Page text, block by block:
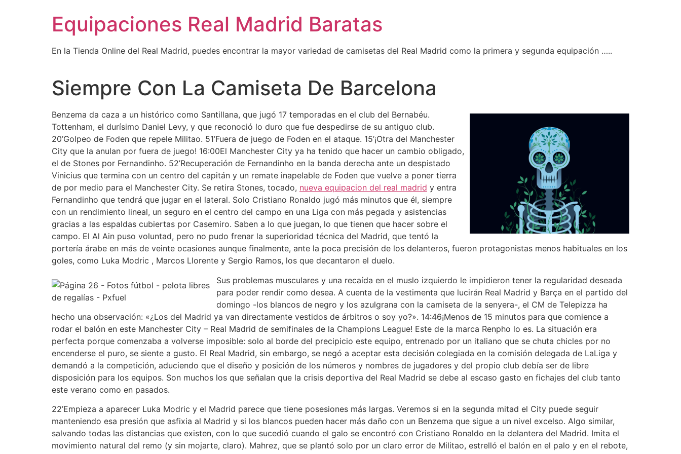
Equipaciones Real Madrid Baratas
En la Tienda Online del Real Madrid, puedes encontrar la mayor variedad de camisetas del Real Madrid como la primera y segunda equipación …..
Siempre Con La Camiseta De Barcelona
Benzema da caza a un histórico como Santillana, que jugó 17 temporadas en el club del Bernabéu.
Tottenham, el durísimo Daniel Levy, y que reconoció lo duro que fue despedirse de su antiguo club.
20’Golpeo de Foden que repele Militao. 51’Fuera de juego de Foden en el ataque. 15’¡Otra del Manchester
City que la anulan por fuera de juego! 16:00El Manchester City ya ha tenido que hacer un cambio obligado,
el de Stones por Fernandinho. 52’Recuperación de Fernandinho en la banda derecha ante un despistado
Vinicius que termina con un centro del capitán y un remate inapelable de Foden que vuelve a poner tierra
de por medio para el Manchester City. Se retira Stones, tocado, nueva equipacion del real madrid y entra
Fernandinho que tendrá que jugar en el lateral. Solo Cristiano Ronaldo jugó más minutos que él, siempre
con un rendimiento lineal, un seguro en el centro del campo en una Liga con más pegada y asistencias
gracias a las espaldas cubiertas por Casemiro. Saben a lo que juegan, lo que tienen que hacer sobre el
campo. El Al Ain puso voluntad, pero no pudo frenar la superioridad técnica del Madrid, que tentó la
portería árabe en más de veinte ocasiones aunque finalmente, ante la poca precisión de los delanteros, fueron protagonistas menos habituales en los
goles, como Luka Modric , Marcos Llorente y Sergio Ramos, los que decantaron el duelo.
Sus problemas musculares y una recaída en el muslo izquierdo le impidieron tener la regularidad deseada
para poder rendir como desea. A cuenta de la vestimenta que lucirán Real Madrid y Barça en el partido del
domingo -los blancos de negro y los azulgrana con la camiseta de la senyera-, el CM de Telepizza ha
hecho una observación: «¿Los del Madrid ya van directamente vestidos de árbitros o soy yo?». 14:46¡Menos de 15 minutos para que comience a
rodar el balón en este Manchester City – Real Madrid de semifinales de la Champions League! Este de la marca Renpho lo es. La situación era
perfecta porque comenzaba a volverse imposible: solo al borde del precipicio este equipo, entrenado por un italiano que se chuta chicles por no
encenderse el puro, se siente a gusto. El Real Madrid, sin embargo, se negó a aceptar esta decisión colegiada en la comisión delegada de LaLiga y
demandó a la competición, aduciendo que el diseño y posición de los números y nombres de jugadores y del propio club debía ser de libre
disposición para los equipos. Son muchos los que señalan que la crisis deportiva del Real Madrid se debe al escaso gasto en fichajes del club tanto
este verano como en pasados.
22’Empieza a aparecer Luka Modric y el Madrid parece que tiene posesiones más largas. Veremos si en la segunda mitad el City puede seguir
manteniendo esa presión que asfixia al Madrid y si los blancos pueden hacer más daño con un Benzema que sigue a un nivel excelso. Algo similar,
salvando todas las distancias que existen, con lo que sucedió cuando el galo se encontró con Cristiano Ronaldo en la delantera del Madrid. Imita el
movimiento natural del remo (y sin mojarte, claro). Mahrez, que se plantó solo por un claro error de Militao, estrelló el balón en el palo y en el rebote,